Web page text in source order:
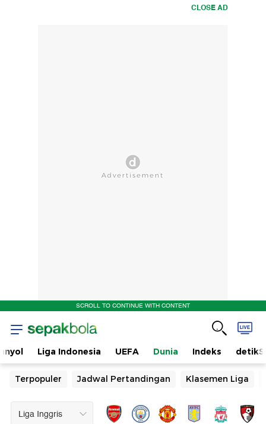
CLOSE AD
SCROLL TO CONTINUE WITH CONTENT
Liga Indonesia UEFA Dunia Indeks
Terpopuler Jadwal Pertandingan Klasemen Liga